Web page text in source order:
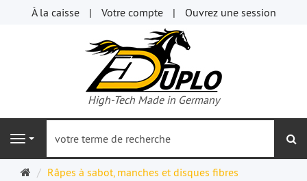
À la caisse Votre compte Ouvrez une session
High-Tech Made in Germany
Navigation
PageRâpes à sabot, manches et disques fibres